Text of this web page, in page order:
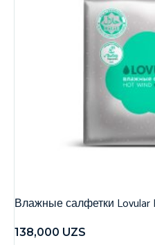
Влажные салфетки
138,000 UZS